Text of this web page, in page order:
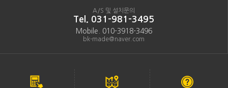
A/S 및 설치문의
Tel. 031-981-3495
Mobile. 010-3918-3496
bk-made@naver.com